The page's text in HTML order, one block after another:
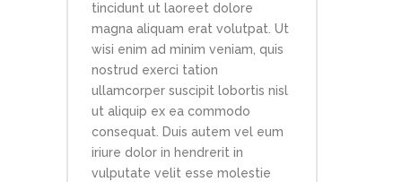
tincidunt ut laoreet dolore
magna aliquam erat volutpat. Ut
wisi enim ad minim veniam, quis
nostrud exerci tation
ullamcorper suscipit lobortis nisl
ut aliquip ex ea commodo
consequat. Duis autem vel eum
iriure dolor in hendrerit in
vulputate velit esse molestie